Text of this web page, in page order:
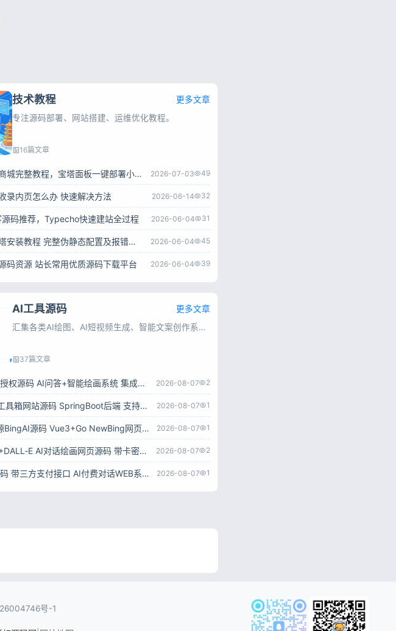
技术教程
更多文章
专注源码部署、网站搭建、运维优化教程。
16篇文章
零基础搭建彩虹云商城完整教程，宝塔面板一键部署小白也能学会 2026-07-03 49
录内页怎么办 快速解决方法 2026-06-14 32
码推荐，Typecho快速建站全过程 2026-06-04 31
WordPress主题宝塔安装教程 完整伪静态配置及报错解决方法 2026-06-04 45
码资源 站长常用优质源码下载平台 2026-06-04 39
AI工具源码
更多文章
汇集各类AI绘图、AI短视频生成、智能文案创作系统源码，涵盖多接口对接、会员付费、流量变现类程序，源码完整可用，上手简单，方便搭建AI智能创作平台。
37篇文章
ChatGPT商业版免授权源码 AI问答+智能绘画系统 集成用户付费充值整套运营源码 2026-08-07 2
超级AI大脑开源AI工具箱网站源码 SpringBoot后端 支持AI聊天AI绘画多模型对接 2026-08-07 1
go‑proxy‑bing开源BingAI源码 Vue3+Go NewBing网页系统无需登录直接对话 2026-08-07 1
ChatGPT3.5+4.0+DALL‑E AI对话绘画网页源码 带卡密充值后台附安装教程 2026-08-07 2
ChatGPT网页端源码 带三方支付接口 AI付费对话WEB系统带后台可二开 2026-08-07 1
号-1